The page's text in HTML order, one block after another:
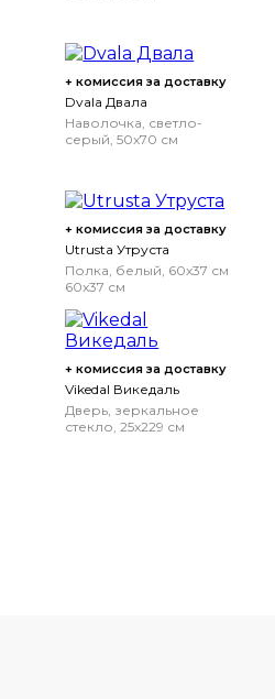
+ комиссия за доставку
Dvala Двала
Наволочка, светло-
серый, 50x70 см
+ комиссия за доставку
Utrusta Утруста
Полка, белый, 60x37 см
60x37 см
+ комиссия за доставку
Vikedal Викедаль
Дверь, зеркальное
стекло, 25x229 см